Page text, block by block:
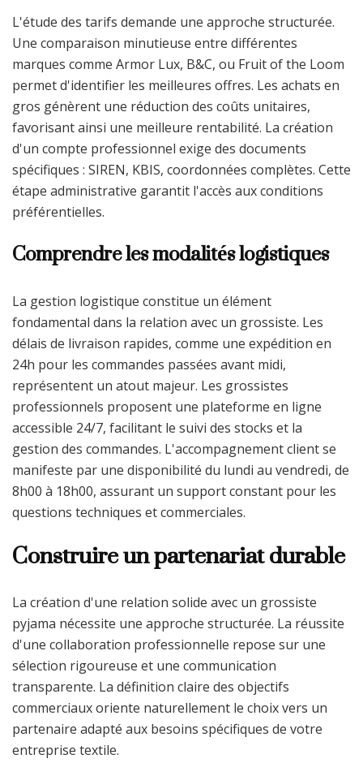
L'étude des tarifs demande une approche structurée.
Une comparaison minutieuse entre différentes
marques comme Armor Lux, B&C, ou Fruit of the Loom
permet d'identifier les meilleures offres. Les achats en
gros génèrent une réduction des coûts unitaires,
favorisant ainsi une meilleure rentabilité. La création
d'un compte professionnel exige des documents
spécifiques : SIREN, KBIS, coordonnées complètes. Cette
étape administrative garantit l'accès aux conditions
préférentielles.
Comprendre les modalités logistiques
La gestion logistique constitue un élément
fondamental dans la relation avec un grossiste. Les
délais de livraison rapides, comme une expédition en
24h pour les commandes passées avant midi,
représentent un atout majeur. Les grossistes
professionnels proposent une plateforme en ligne
accessible 24/7, facilitant le suivi des stocks et la
gestion des commandes. L'accompagnement client se
manifeste par une disponibilité du lundi au vendredi, de
8h00 à 18h00, assurant un support constant pour les
questions techniques et commerciales.
Construire un partenariat durable
La création d'une relation solide avec un grossiste
pyjama nécessite une approche structurée. La réussite
d'une collaboration professionnelle repose sur une
sélection rigoureuse et une communication
transparente. La définition claire des objectifs
commerciaux oriente naturellement le choix vers un
partenaire adapté aux besoins spécifiques de votre
entreprise textile.